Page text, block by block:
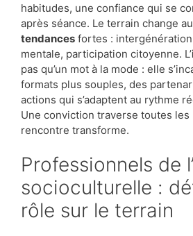
habitudes, une confiance qui se
après séance. Le terrain change
tendances fortes :
mentale, participation citoyenne. L’
pas qu’un mot à la mode : elle
formats plus souples, des
actions qui s’adaptent au rythme
Une conviction traverse toutes les
rencontre transforme.
Professionnels de l’animation
socioculturelle :
rôle sur le terrain